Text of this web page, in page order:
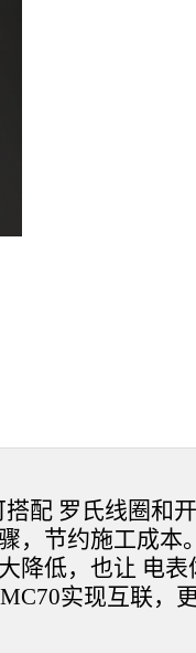
配 罗氏线圈和
，节约施工成本
降低，也让 电
实现互联，